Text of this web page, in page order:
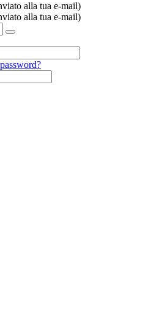
alla tua e-mail)
alla tua e-mail)